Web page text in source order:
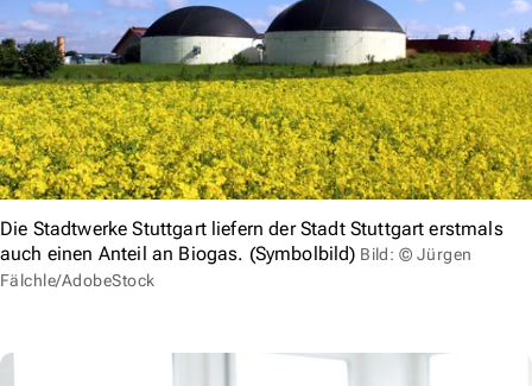
Die Stadtwerke Stuttgart liefern der Stadt Stuttgart erstmals
auch einen Anteil an Biogas. (Symbolbild) Bild: © Jürgen
Fälchle/AdobeStock